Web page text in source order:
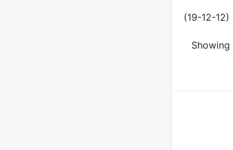
(19-12-12)